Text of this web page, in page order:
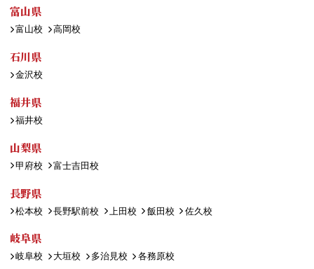
富山県
富山校 高岡校
石川県
金沢校
福井県
福井校
山梨県
甲府校 富士吉田校
長野県
松本校 長野駅前校 上田校 飯田校 佐久校
岐阜県
岐阜校 大垣校 多治見校 各務原校